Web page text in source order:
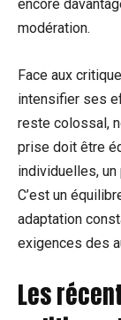
encore
modération.
Face aux
intensifier ses
reste colossal,
prise doit être
individuelles, un
C’est un
adaptation
exigences des
Les